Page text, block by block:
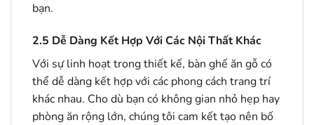
bạn.
2.5 Dễ Dàng Kết Hợp Với Các Nội Thất Khác
Với sự linh hoạt trong thiết kế, bàn ghế ăn gỗ có
thể dễ dàng kết hợp với các phong cách trang trí
khác nhau. Cho dù bạn có không gian nhỏ hẹp hay
phòng ăn rộng lớn, chúng tôi cam kết tạo nên bố